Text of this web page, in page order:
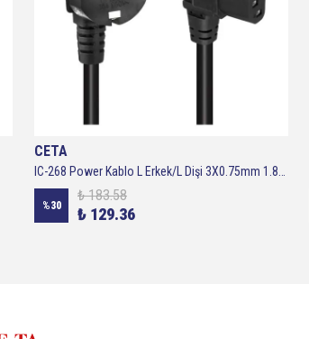
CETA
IC-268 Power Kablo L Erkek/L Dişi 3X0.75mm 1.80cm
%30
₺ 183.58
₺ 129.36